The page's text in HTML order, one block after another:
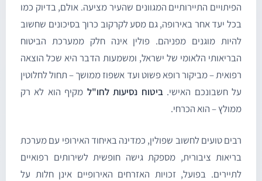
התיירותיים המגוונים שהעיר מציעה. אולם, בדיוק כמו
יעד אחר באירופה, גם מסע לקרקוב כרוך בסיכונים שחשוב
מוגנים מפניהם. פולין אינה חלק ממערכת הביטוח
הלאומי של ישראל, ומשמעות הדבר היא שכל הוצאה
– מביקור רופא פשוט ועד אשפוז ממושך – תחול לחלוטין
חשבונכם האישי.ביטוח נסיעות לחו"ל מקיף הוא לא רק
– הוא הכרחי.
טועים לחשוב שפולין, כמדינה באיחוד האירופי עם מערכת
ציבורית, מספקת גישה חופשית לשירותים רפואיים
בפועל, זכויות האזרחים האירופיים אינן חלות על